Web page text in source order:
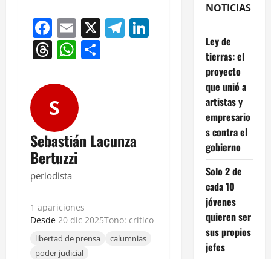
Facebook
Email
X Telegram
Threads
WhatsApp
S
Sebastián Lacunza
Bertuzzi
periodista
1 apariciones
Desde 20 dic 2025Tono: crítico
libertad de prensa
calumnias
poder judicial
NOTICIAS
Ley de
tierras: el
proyecto
que unió a
artistas y
empresario
s contra el
gobierno
Solo 2 de
cada 10
jóvenes
quieren ser
sus propios
jefes